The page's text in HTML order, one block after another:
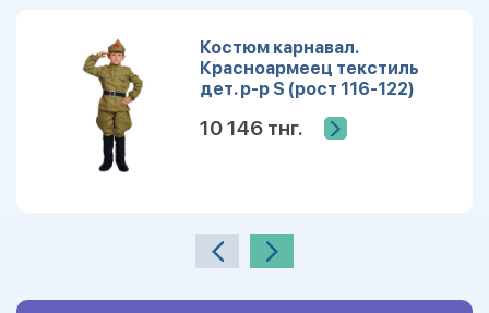
Костюм карнавал.
Красноармеец текстиль
дет. р-р S (рост 116-122)
10 146 тнг.